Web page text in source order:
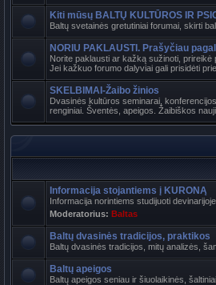
Kiti mūsų BALTŲ KULTŪROS IR
Baltų svetainės gretutiniai forumai, skirti
NORIU PAKLAUSTI. Prašyčiau
Norite paklausti ar kažką sužinoti, prireikė
Jei kažkuo forumo dalyviai gali prisidėti
SKELBIMAI-Žaibo žinios
Dvasinės kultūros seminarai,
renginiai. Šventės, apeigos. Žaibiškos
Informacija stojantiems į KURONĄ
Informacija norintiems studijuoti
Moderatorius: Baltas
Baltų dvasinės tradicijos, praktikos
Baltų dvasinės tradicijos, mitų analizės,
Baltų apeigos
Baltų apeigos seniau ir šiuolaikinės,